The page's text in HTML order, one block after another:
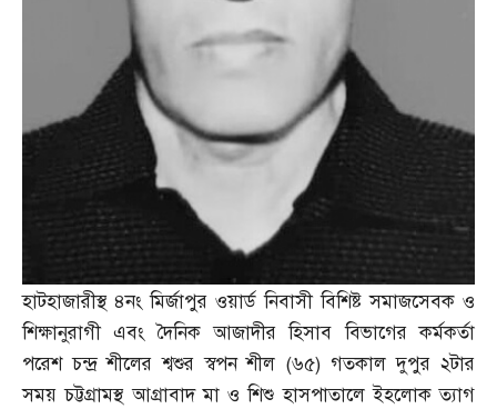
হাটহাজারীস্থ ৪নং মির্জাপুর ওয়ার্ড নিবাসী বিশিষ্ট সমাজসেবক ও
শিক্ষানুরাগী এবং দৈনিক আজাদীর হিসাব বিভাগের কর্মকর্তা
পরেশ চন্দ্র শীলের শ্বশুর স্বপন শীল (৬৫)গতকাল দুপুর ২টার
সময় চট্টগ্রামস্থ আগ্রাবাদ মা ও শিশু হাসপাতালে ইহলোক ত্যাগ